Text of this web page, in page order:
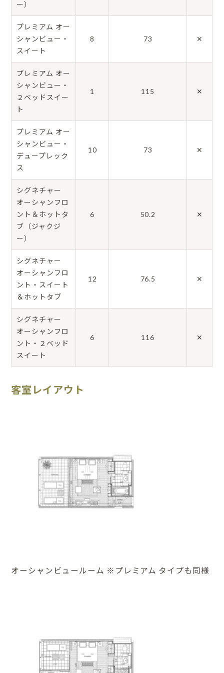
ー）
プレミアム オー
シャンビュー・
スイート
8 73 ✕
プレミアム オー
シャンビュー・
２ベッドスイー
ト
1 115 ✕
プレミアム オー
シャンビュー・
デュープレック
ス
10 73 ✕
シグネチャー
オーシャンフロ
ント＆ホットタ
ブ（ジャクジ
ー）
6 50.2 ✕
シグネチャー
オーシャンフロ
ント・スイート
＆ホットタブ
12 76.5 ✕
シグネチャー
オーシャンフロ
ント・２ベッド
スイート
6 116 ✕
客室レイアウト
オーシャンビュールーム ※プレミアム タイプも同様